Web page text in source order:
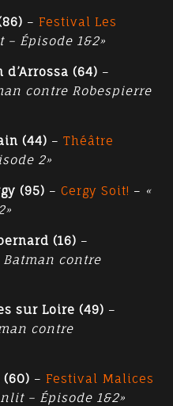
– Festival Les
– Épisode 1&2»
(64) –
contre Robespierre
(44) –Théâtre
2»
(95) –Cergy Soit! – «
(16) –
Batman contre
sur Loire (49) –
contre
(60) – Festival Malices
– Épisode 1&2»